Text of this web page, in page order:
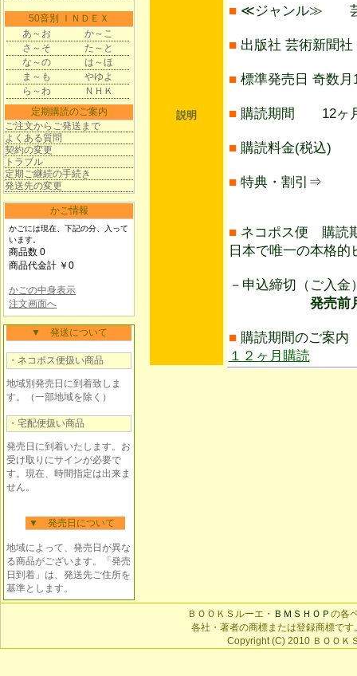
50音別 ＩＮＤＥＸ
あ～お
か～こ
さ～そ
た～と
な～の
は～ほ
ま～も
やゆよ
ら～わ
ＮＨＫ
定期購読のご案内
ご注文からご発送まで
よくある質問
契約の変更
トラブル
定期ご継続の手続き
発送先の変更
かご情報
かごには現在、下記の分、入って
います。
商品数 0
商品代金計 ￥0
かごの中身表示
注文画面へ
▼ 発送について
・ネコポス便扱い商品
地域別発売日に到着致しま
す。（一部地域を除く）
・宅配便扱い商品
発売日に到着いたします。お
受け取りにサインが必要で
す。現在、時間指定は出来ま
せん。
▼ 発売日について
地域によって、発売日が異な
る商品がございます。「発売
日到着」は、発送先ご住所を
基準とします。
説明
■ ≪ジャンル≫
■ 出版社 芸術新聞社
■ 標準発売日 奇数月
■ 購読期間 12ヶ
■ 購読料金(税込)
■ 特典・割引⇒
■ ネコポス便 購読
日本で唯一の本格
－申込締切（ご入
発売前月1日ま
■ 購読期間のご案内
１２ヶ月購読
ＢＯＯＫＳルーエ・ ＢＭＳＨＯＰ の各
各社・著者の商標または登録商標で
Copyright (C) 2010 ＢＯＯ